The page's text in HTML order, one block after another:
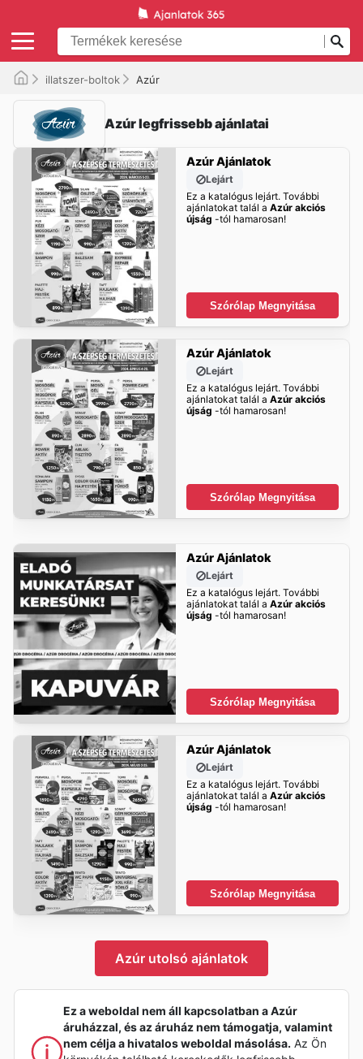
illatszer-boltok Azúr
Azúr legfrissebb ajánlatai
Azúr Ajánlatok
Lejárt
Ez a katalógus lejárt. További
ajánlatokat talál a Azúr akciós
újság -tól hamarosan!
Szórólap Megnyitása
Azúr Ajánlatok
Lejárt
Ez a katalógus lejárt. További
ajánlatokat talál a Azúr akciós
újság -tól hamarosan!
Szórólap Megnyitása
Azúr Ajánlatok
Lejárt
Ez a katalógus lejárt. További
ajánlatokat talál a Azúr akciós
újság -tól hamarosan!
Szórólap Megnyitása
Azúr Ajánlatok
Lejárt
Ez a katalógus lejárt. További
ajánlatokat talál a Azúr akciós
újság -tól hamarosan!
Szórólap Megnyitása
Azúr utolsó ajánlatok
Ez a weboldal nem áll kapcsolatban a Azúr
áruházzal, és az áruház nem támogatja, valamint
nem célja a hivatalos weboldal másolása. Az Ön